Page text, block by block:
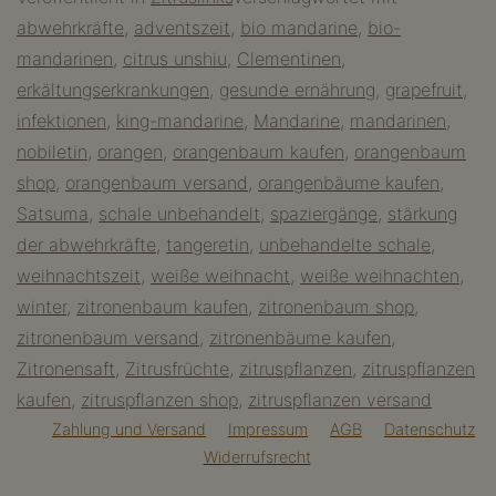
–
vitaminreiche
Zitrusfrüchte
naschen
abwehrkräfte, adventszeit, bio mandarine, bio-
mandarinen, citrus unshiu, Clementinen,
erkältungserkrankungen, gesunde ernährung, grapefruit,
infektionen, king-mandarine, Mandarine, mandarinen,
nobiletin, orangen, orangenbaum kaufen, orangenbaum
shop, orangenbaum versand , orangenbäume kaufen,
Satsuma , schale unbehandelt, spaziergänge, stärkung
der abwehrkräfte, tangeretin, unbehandelte schale,
weihnachtszeit, weiße weihnacht, weiße weihnachten,
winter, zitronenbaum kaufen, zitronenbaum shop,
zitronenbaum versand , zitronenbäume kaufen,
Zitronensaft, Zitrusfrüchte, zitruspflanzen, zitruspflanzen
kaufen, zitruspflanzen shop, zitruspflanzen versand
Zahlung und Versand Impressum AGB
Datenschutz
Widerrufsrecht